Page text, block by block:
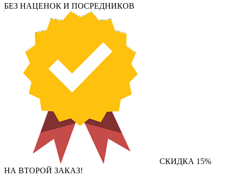
БЕЗ НАЦЕНОК И ПОСРЕДНИКОВ
СКИДКА 15%
НА ВТОРОЙ ЗАКАЗ!